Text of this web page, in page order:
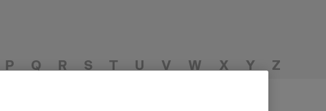
P Q R S T U V W X Y Z